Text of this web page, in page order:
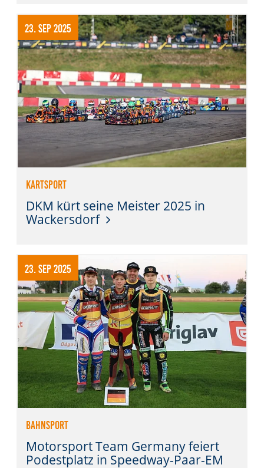
23. Sep 2025
Kartsport
DKM kürt seine Meister 2025 in
Wackersdorf
23. Sep 2025
Bahnsport
Motorsport Team Germany feiert
Podestplatz in Speedway-Paar-EM